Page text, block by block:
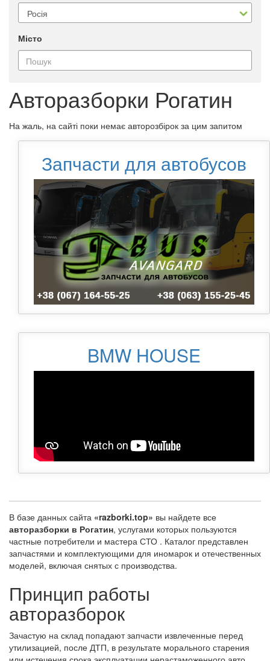
Місто
Авторазборки Рогатин
На жаль, на сайті поки немає авторозбірок за цим запитом
Запчасти для автобусов
BMW HOUSE
В базе данных сайта «razborki.top» вы найдете все
авторазборки в Рогатин, услугами которых пользуются
частные потребители и мастера СТО . Каталог представлен
запчастями и комплектующими для иномарок и отечественных
моделей, включая снятых с производства.
Принцип работы
авторазборок
Зачастую на склад попадают запчасти извлеченные перед
утилизацией, после ДТП, в результате морального старения